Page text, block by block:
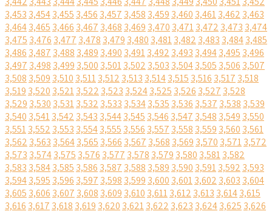
3,453 3,4543,455 3,456 3,457 3,458 3,459 3,460 3,4613,462 3,463
3,4643,465 3,466 3,467 3,468 3,469 3,470 3,4713,472 3,473 3,474
3,475 3,476 3,477 3,478 3,479 3,480 3,4813,482 3,483 3,4843,485
3,486 3,487 3,488 3,489 3,490 3,4913,492 3,493 3,4943,495 3,496
3,497 3,498 3,499 3,500 3,5013,502 3,503 3,5043,505 3,506 3,507
3,508 3,509 3,510 3,5113,512 3,513 3,5143,515 3,516 3,517 3,518
3,519 3,520 3,5213,522 3,523 3,5243,525 3,526 3,527 3,528
3,529 3,530 3,5313,532 3,533 3,5343,535 3,536 3,537 3,538 3,539
3,540 3,5413,542 3,543 3,5443,545 3,546 3,547 3,548 3,549 3,550
3,5513,552 3,553 3,5543,555 3,556 3,557 3,558 3,559 3,560 3,561
3,562 3,563 3,5643,565 3,566 3,567 3,568 3,569 3,570 3,5713,572
3,573 3,5743,575 3,576 3,577 3,578 3,579 3,580 3,5813,582
3,583 3,5843,585 3,586 3,587 3,588 3,589 3,590 3,5913,592 3,593
3,5943,595 3,596 3,597 3,598 3,599 3,600 3,6013,602 3,603 3,604
3,605 3,606 3,607 3,608 3,609 3,610 3,6113,612 3,613 3,6143,615
3,616 3,617 3,618 3,619 3,620 3,6213,622 3,623 3,6243,625 3,626